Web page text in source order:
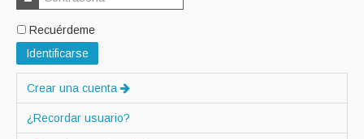
Recuérdeme
Identificarse
Crear una cuenta
¿Recordar usuario?